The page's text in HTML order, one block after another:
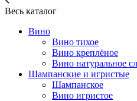
Весь каталог
Вино
Вино тихое
Вино креплёное
Вино натуральное
Шампанские и игристые
Шампанское
Вино игристое